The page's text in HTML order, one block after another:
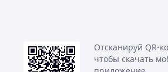
Отсканируй QR-
чтобы скачать